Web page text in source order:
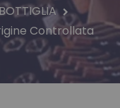
Controllata